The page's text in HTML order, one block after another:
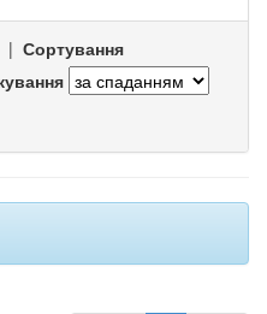
| Сортування